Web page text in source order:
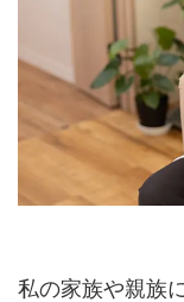
私の家族や親族